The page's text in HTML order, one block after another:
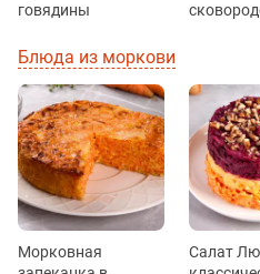
говядины
Блюда из моркови
Морковная
Салат